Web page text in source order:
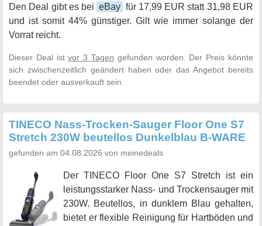
Den Deal gibt es bei eBay für 17,99 EUR statt 31,98 EUR
und ist somit 44% günstiger. Gilt wie immer solange der
Vorrat reicht.
Dieser Deal istvor 3 Tagen gefunden worden. Der Preis könnte
sich zwischenzeitlich geändert haben oder das Angebot bereits
beendet oder ausverkauft sein.
TINECO Nass-Trocken-Sauger Floor One S7
Stretch 230W beutellos Dunkelblau B-WARE
gefunden am 04.08.2026 von meinedeals
Der TINECO Floor One S7 Stretch ist ein
leistungsstarker Nass- und Trockensauger mit
230W. Beutellos, in dunklem Blau gehalten,
bietet er flexible Reinigung für Hartböden und